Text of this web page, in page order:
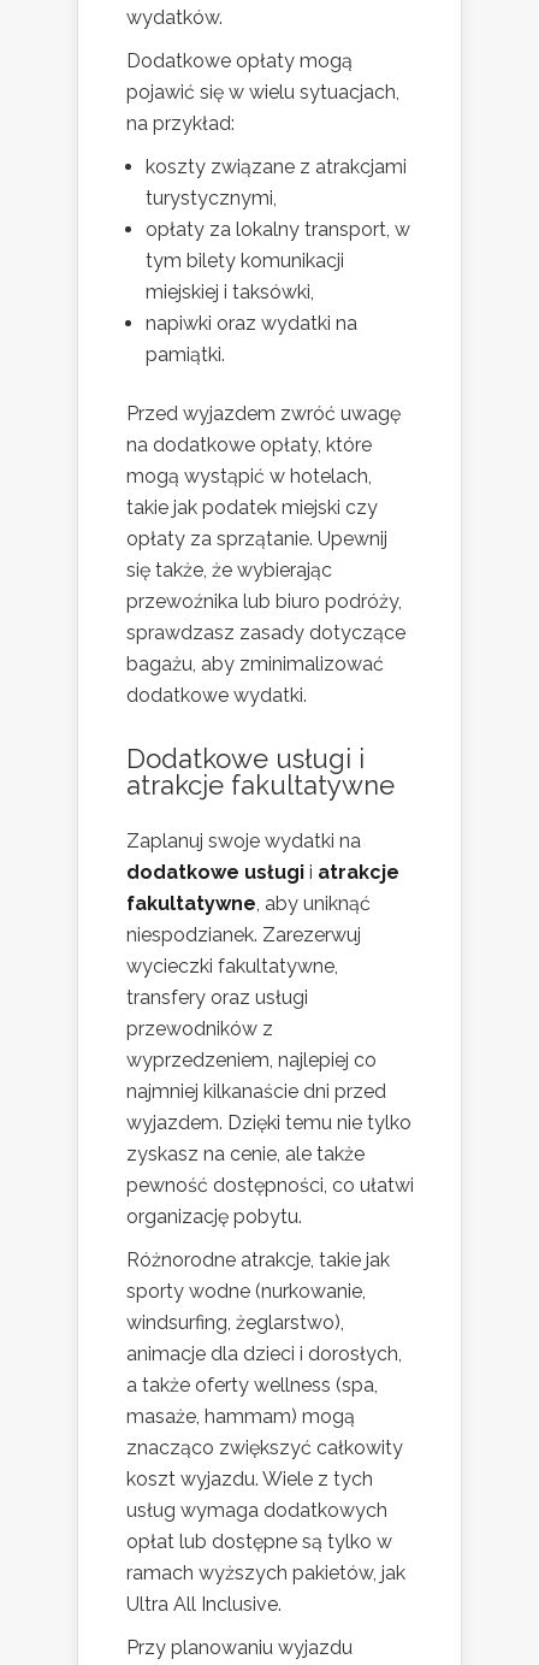
wydatków.
Dodatkowe opłaty mogą
pojawić się w wielu sytuacjach,
na przykład:
koszty związane z atrakcjami
turystycznymi,
opłaty za lokalny transport, w
tym bilety komunikacji
miejskiej i taksówki,
napiwki oraz wydatki na
pamiątki.
Przed wyjazdem zwróć uwagę
na dodatkowe opłaty, które
mogą wystąpić w hotelach,
takie jak podatek miejski czy
opłaty za sprzątanie. Upewnij
się także, że wybierając
przewoźnika lub biuro podróży,
sprawdzasz zasady dotyczące
bagażu, aby zminimalizować
dodatkowe wydatki.
Dodatkowe usługi i
atrakcje fakultatywne
Zaplanuj swoje wydatki na
dodatkowe usługi i atrakcje
fakultatywne , aby uniknąć
niespodzianek. Zarezerwuj
wycieczki fakultatywne,
transfery oraz usługi
przewodników z
wyprzedzeniem, najlepiej co
najmniej kilkanaście dni przed
wyjazdem. Dzięki temu nie tylko
zyskasz na cenie, ale także
pewność dostępności, co ułatwi
organizację pobytu.
Różnorodne atrakcje, takie jak
sporty wodne (nurkowanie,
windsurfing, żeglarstwo),
animacje dla dzieci i dorosłych,
a także oferty wellness (spa,
masaże, hammam) mogą
znacząco zwiększyć całkowity
koszt wyjazdu. Wiele z tych
usług wymaga dodatkowych
opłat lub dostępne są tylko w
ramach wyższych pakietów, jak
Ultra All Inclusive.
Przy planowaniu wyjazdu